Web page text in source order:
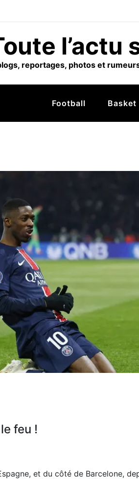
l’actu
reportages, photos et
Football Basket
feu !
et du côté de Barcelone,